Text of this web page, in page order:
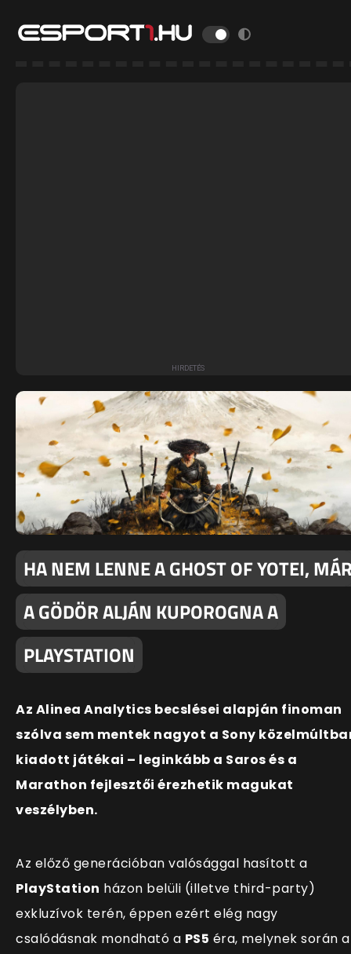
HA NEM LENNE A GHOST OF YOTEI,
A GÖDÖR ALJÁN KUPOROGNA A
PLAYSTATION
Az Alinea Analytics becslései alapján finoman
szólva sem mentek nagyot a Sony
kiadott játékai – leginkább a Saros és a
Marathon fejlesztői érezhetik magukat
veszélyben.
Az előző generációban valósággal hasított a
PlayStation házon belüli (illetve third-party)
exkluzívok terén, éppen ezért elég nagy
csalódásnak mondható a PS5 éra, melynek során a